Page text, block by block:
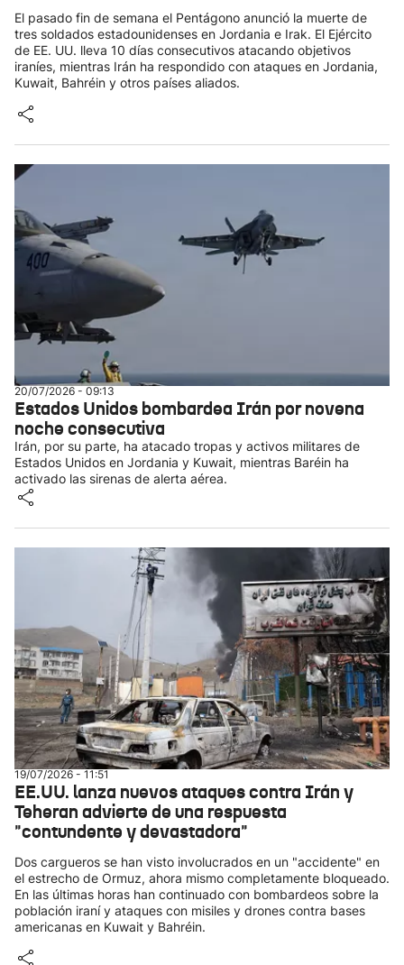
El pasado fin de semana el Pentágono anunció la muerte de
tres soldados estadounidenses en Jordania e Irak. El Ejército
de EE. UU. lleva 10 días consecutivos atacando objetivos
iraníes, mientras Irán ha respondido con ataques en Jordania,
Kuwait, Bahréin y otros países aliados.
20/07/2026 - 09:13
Estados Unidos bombardea Irán por novena
noche consecutiva
Irán, por su parte, ha atacado tropas y activos militares de
Estados Unidos en Jordania y Kuwait, mientras Baréin ha
activado las sirenas de alerta aérea.
19/07/2026 - 11:51
EE.UU. lanza nuevos ataques contra Irán y
Teheran advierte de una respuesta
"contundente y devastadora"
Dos cargueros se han visto involucrados en un "accidente" en
el estrecho de Ormuz, ahora mismo completamente bloqueado.
En las últimas horas han continuado con bombardeos sobre la
población iraní y ataques con misiles y drones contra bases
americanas en Kuwait y Bahréin.